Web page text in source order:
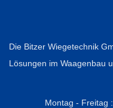
Die Bitzer Wiegetechnik
Lösungen im Waagenbau
Montag - Freitag :